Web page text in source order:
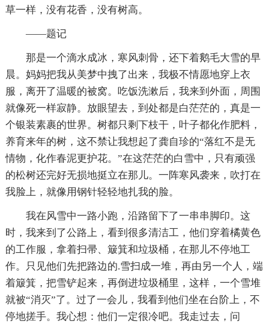
草一样，没有花香，没有树高。
——题记
那是一个滴水成冰，寒风刺骨，还下着鹅毛大雪的早
晨。妈妈把我从美梦中拽了出来，我极不情愿地穿上衣
服，离开了温暖的被窝。吃饭洗漱后，我来到外面，周围
就像死一样寂静。放眼望去，到处都是白茫茫的，真是一
个银装素裹的世界。树都只剩下枝干，叶子都化作肥料，
养育来年的树，这不禁让我想起了龚自珍的“落红不是无
情物，化作春泥更护花。”在这茫茫的白雪中，只有顽强
的松树还完好无损地挺立在那儿。一阵寒风袭来，吹打在
我脸上，就像用钢针轻轻地扎我的脸。
我在风雪中一路小跑，沿路留下了一串串脚印。这
时，我来到了公路上，看到很多清洁工，他们穿着橘黄色
的工作服，拿着扫帚、簸箕和垃圾桶，在那儿不停地工
作。只见他们先把路边的.雪扫成一堆，再由另一个人，端
着簸箕，把雪铲起来，再倒进垃圾桶里，这样，一个雪堆
就被“消灭”了。过了一会儿，我看到他们坐在台阶上，不
停地搓手。我心想：他们一定很冷吧。我走过去，问